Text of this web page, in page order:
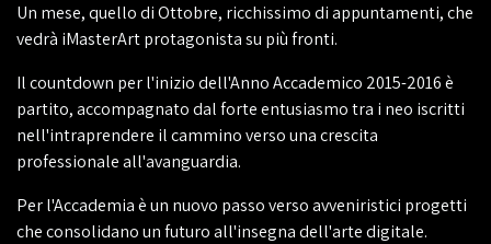
Un mese, quello di Ottobre, ricchissimo di appuntamenti, che
vedrà iMasterArt protagonista su più fronti.
Il countdown per l'inizio dell'Anno Accademico 2015-2016 è
partito, accompagnato dal forte entusiasmo tra i neo iscritti
nell'intraprendere il cammino verso una crescita
professionale all'avanguardia.
Per l'Accademia è un nuovo passo verso avveniristici progetti
che consolidano un futuro all'insegna dell'arte digitale.